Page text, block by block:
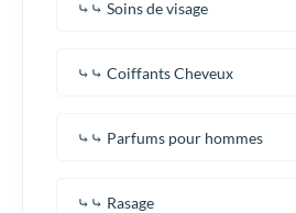
⤷⤷ Soins de visage
⤷⤷ Coiffants Cheveux
⤷⤷ Parfums pour hommes
⤷⤷ Rasage